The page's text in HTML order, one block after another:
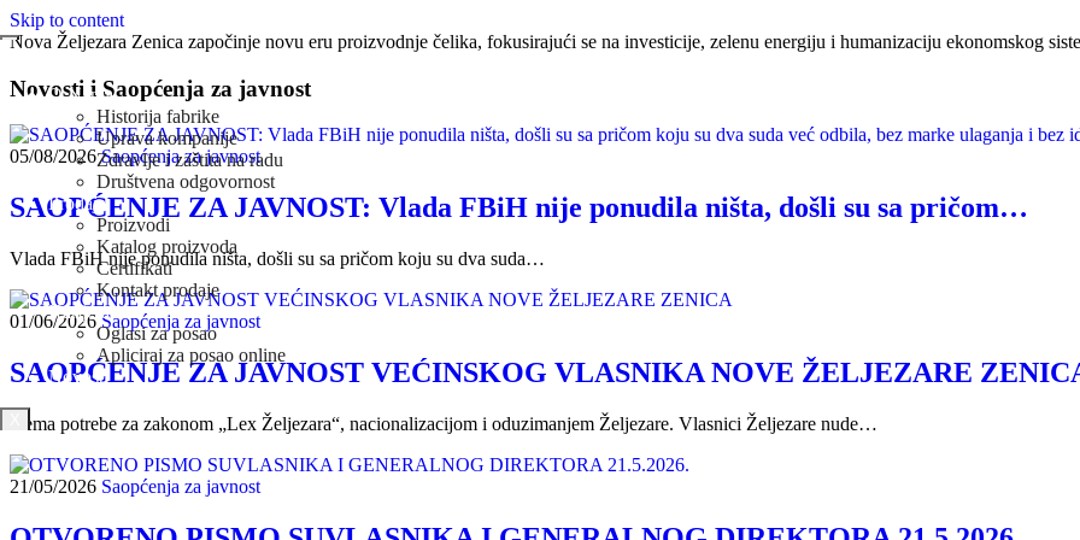
Skip to content
O Nama
Historija fabrike
Uprava kompanije
Zdravlje i zaštita na radu
Društvena odgovornost
Prodaja
Proizvodi
Katalog proizvoda
Certifikati
Kontakt prodaje
Karijera
Oglasi za posao
Apliciraj za posao online
Novosti
Nova Željezara Zenica započinje novu eru proizvodnje čelika, fokusirajući se na investicije, zelenu energiju i humanizaciju ekonomskog
Novosti i Saopćenja za javnost
05/08/2026Saopćenja za javnost
SAOPĆENJE ZA JAVNOST: Vlada FBiH nije ponudila ništa, došli su sa pričom…
Vlada FBiH nije ponudila ništa, došli su sa pričom koju su dva suda…
01/06/2026 Saopćenja za javnost
SAOPĆENJE ZA JAVNOST VEĆINSKOG VLASNIKA NOVE ŽELJEZARE
Nema potrebe za zakonom „Lex Željezara“, nacionalizacijom i oduzimanjem Željezare. Vlasnici Željezare nude…
21/05/2026 Saopćenja za javnost